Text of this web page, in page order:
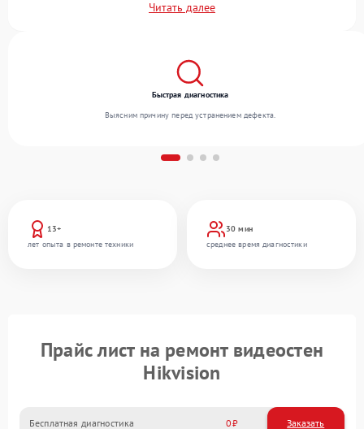
ремонтов. Ежемесячно в сервисный центр поступает более 300 устройств, включая , , .
Мы выполняем ремонт различного уровня сложности и поддерживаем высокий
Читать далее
13+
лет опыта в ремонте техники
30 мин
среднее время диагностики
Быстрая диагностика
Выясним причину перед устранением дефекта.
Прайс лист на ремонт видеостен
Hikvision
Бесплатная диагностика 0 Заказать